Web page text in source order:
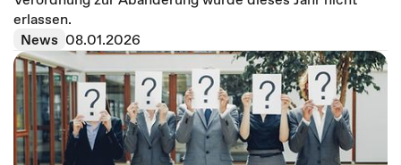
erlassen.
News 08.01.2026